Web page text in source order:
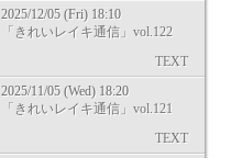
2025/12/05 (Fri) 18:10
「きれいレイキ通信」vol.122
TEXT
2025/11/05 (Wed) 18:20
「きれいレイキ通信」vol.121
TEXT